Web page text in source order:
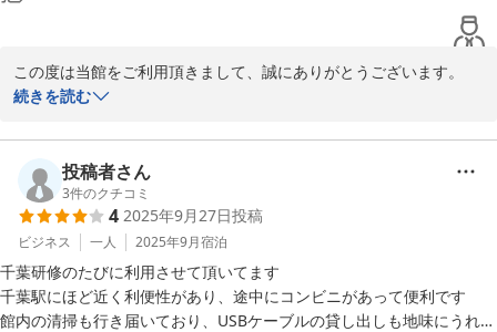
この度は当館をご利用頂きまして、誠にありがとうございます。
ご満足頂けて、大変嬉しく思います。
2026-01-11
続きを読む
投稿者さん
3件のクチコミ
4 2025年9月27日投稿
ビジネス 一人 2025年9月宿泊
千葉研修のたびに利用させて頂いてます
千葉駅にほど近く利便性があり、途中にコンビニがあって便利です
館内の清掃も行き届いており、USBケーブルの貸し出しも地味にうれし